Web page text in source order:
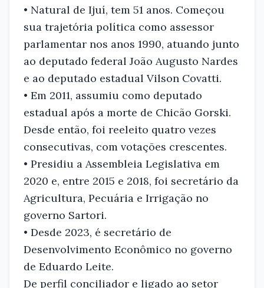
• Natural de Ijuí, tem 51 anos. Começou
sua trajetória política como assessor
parlamentar nos anos 1990, atuando junto
ao deputado federal João Augusto Nardes
e ao deputado estadual Vilson Covatti.
• Em 2011, assumiu como deputado
estadual após a morte de Chicão Gorski.
Desde então, foi reeleito quatro vezes
consecutivas, com votações crescentes.
• Presidiu a Assembleia Legislativa em
2020 e, entre 2015 e 2018, foi secretário da
Agricultura, Pecuária e Irrigação no
governo Sartori.
• Desde 2023, é secretário de
Desenvolvimento Econômico no governo
de Eduardo Leite.
De perfil conciliador e ligado ao setor